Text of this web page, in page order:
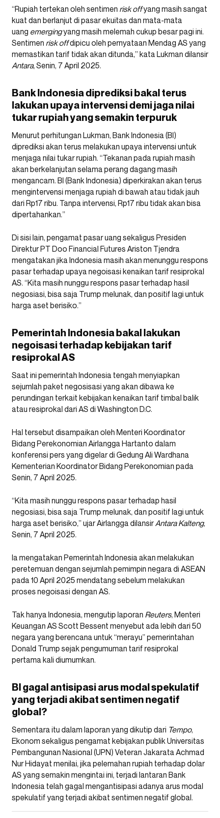
“Rupiah tertekan oleh sentimen risk offyang masih sangat
kuat dan berlanjut di pasar ekuitas dan mata-mata
uang emergingyang masih melemah cukup besar pagi ini.
Sentimen risk offdipicu oleh pernyataan Mendag AS yang
memastikan tarif tidak akan ditunda,” kata Lukman dilansir
Antara, Senin, 7 April 2025.
Bank Indonesia diprediksi bakal terus
lakukan upaya intervensi demi jaga nilai
tukar rupiah yang semakin terpuruk
Menurut perhitungan Lukman, Bank Indonesia (BI)
diprediksi akan terus melakukan upaya intervensi untuk
menjaga nilai tukar rupiah. “Tekanan pada rupiah masih
akan berkelanjutan selama perang dagang masih
mengancam. BI (Bank Indonesia) diperkirakan akan terus
mengintervensi menjaga rupiah di bawah atau tidak jauh
dari Rp17 ribu. Tanpa intervensi, Rp17 ribu tidak akan bisa
dipertahankan.”
Di sisi lain, pengamat pasar uang sekaligus Presiden
Direktur PT Doo Financial Futures Ariston Tjendra
mengatakan jika Indonesia masih akan menunggu respons
pasar terhadap upaya negoisasi kenaikan tarif resiprokal
AS. “Kita masih nunggu respons pasar terhadap hasil
negosiasi, bisa saja Trump melunak, dan positif lagi untuk
harga aset berisiko.”
Pemerintah Indonesia bakal lakukan
negoisasi terhadap kebijakan tarif
resiprokal AS
Saat ini pemerintah Indonesia tengah menyiapkan
sejumlah paket negosisasi yang akan dibawa ke
perundingan terkait kebijakan kenaikan tarif timbal balik
atau resiprokal dari AS di Washington D.C.
Hal tersebut disampaikan oleh Menteri Koordinator
Bidang Perekonomian Airlangga Hartanto dalam
konferensi pers yang digelar di Gedung Ali Wardhana
Kementerian Koordinator Bidang Perekonomian pada
Senin, 7 April 2025.
“Kita masih nunggu respons pasar terhadap hasil
negosiasi, bisa saja Trump melunak, dan positif lagi untuk
harga aset berisiko,” ujar Airlangga dilansir Antara Kalteng,
Senin, 7 April 2025.
Ia mengatakan Pemerintah Indonesia akan melakukan
peretemuan dengan sejumlah pemimpin negara di ASEAN
pada 10 April 2025 mendatang sebelum melakukan
proses negoisasi dengan AS.
Tak hanya Indonesia, mengutip laporan Reuters, Menteri
Keuangan AS Scott Bessent menyebut ada lebih dari 50
negara yang berencana untuk “merayu” pemerintahan
Donald Trump sejak pengumuman tarif resiprokal
pertama kali diumumkan.
BI gagal antisipasi arus modal spekulatif
yang terjadi akibat sentimen negatif
global?
Sementara itu dalam laporan yang dikutip dari Tempo,
Ekonom sekaligus pengamat kebijakan publik Universitas
Pembangunan Nasional (UPN) Veteran Jakarata Achmad
Nur Hidayat menilai, jika pelemahan rupiah terhadap dolar
AS yang semakin mengintai ini, terjadi lantaran Bank
Indonesia telah gagal mengantisipasi adanya arus modal
spekulatif yang terjadi akibat sentimen negatif global.